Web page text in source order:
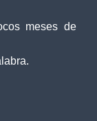
meses de